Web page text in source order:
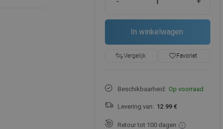
In winkelwagen
Vergelijk favorite_borderFavoriet
Beschikbaarheid: Op voorraad
Levering van: 12.99 €
Retour tot 100 dagen